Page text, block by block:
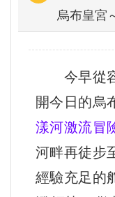
烏布皇宮
今早從容
開今日的烏
漾河激流冒
河畔再徒步
經驗充足的